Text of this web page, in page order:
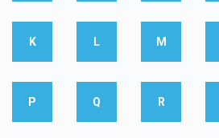
K L M
P Q R